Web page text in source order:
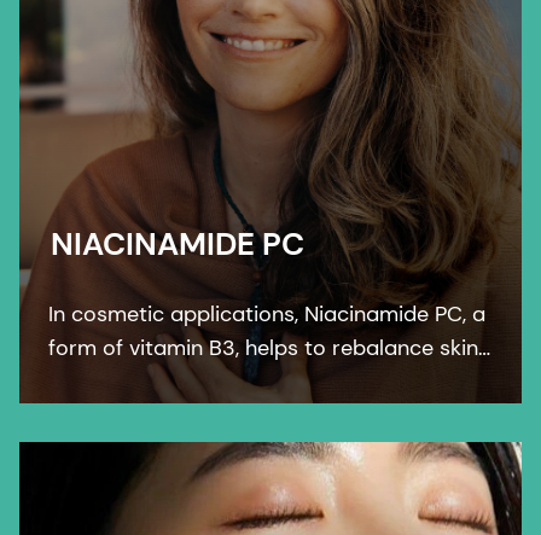
NIACINAMIDE PC
In cosmetic applications, Niacinamide PC, a
form of vitamin B3, helps to rebalance skin
pigmentation, refines pores and improves
and blue light damage.